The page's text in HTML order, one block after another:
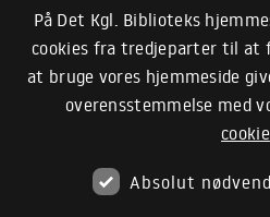
På Det Kgl. Biblioteks
cookies fra tredjeparter til at
at bruge vores hjemmeside
overensstemmelse med
Absolut